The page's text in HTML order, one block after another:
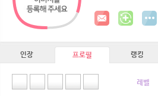
인장 프로필 랭킹
레벨